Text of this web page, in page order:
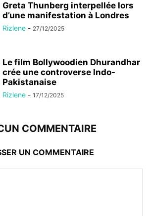
Greta Thunberg interpellée lors
d’une manifestation à Londres
Rizlene - 27/12/2025
Le film Bollywoodien Dhurandhar
crée une controverse Indo-
Pakistanaise
Rizlene - 17/12/2025
COMMENTAIRE
UN COMMENTAIRE